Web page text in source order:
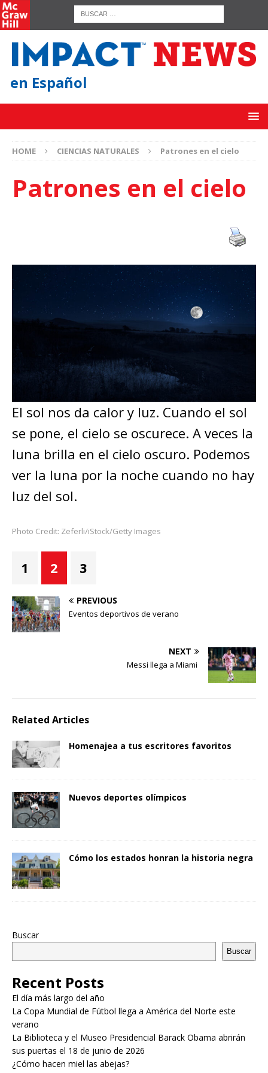
en Español
HOME CIENCIAS NATURALES Patrones en el cielo
Patrones en el cielo
El sol nos da calor y luz. Cuando el sol
se pone, el cielo se oscurece. A veces la
luna brilla en el cielo oscuro. Podemos
ver la luna por la noche cuando no hay
luz del sol.
Photo Credit: Zeferli/iStock/Getty Images
1 2 3
PREVIOUS
Eventos deportivos de verano
NEXT
Messi llega a Miami
Related Articles
Homenajea a tus escritores favoritos
Nuevos deportes olímpicos
Cómo los estados honran la historia negra
Buscar
Buscar
Recent Posts
El día más largo del año
La Copa Mundial de Fútbol llega a América del Norte este
verano
La Biblioteca y el Museo Presidencial Barack Obama abrirán
sus puertas el 18 de junio de 2026
¿Cómo hacen miel las abejas?